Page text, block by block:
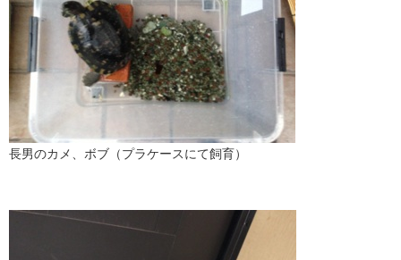
長男のカメ、ボブ（プラケースにて飼育）